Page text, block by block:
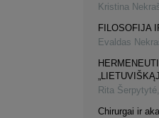
Kristina
FILOSOFIJA
Evaldas
Rita Šerpytyté,
Chirurgai ir